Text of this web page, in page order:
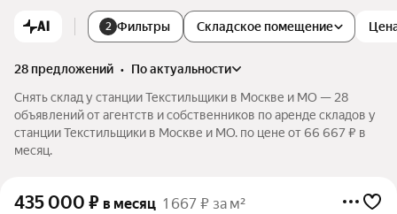
AI 2 Фильтры Складское помещение
28 предложений •
по актуальности
Снять склад у станции Текстильщики в Москве и МО — 28
объявлений от агентств и собственников по аренде складов у
станции Текстильщики в Москве и МО. по цене от 66 667 ₽ в
месяц.
435 000 ₽ в месяц 1 667 ₽ за м²